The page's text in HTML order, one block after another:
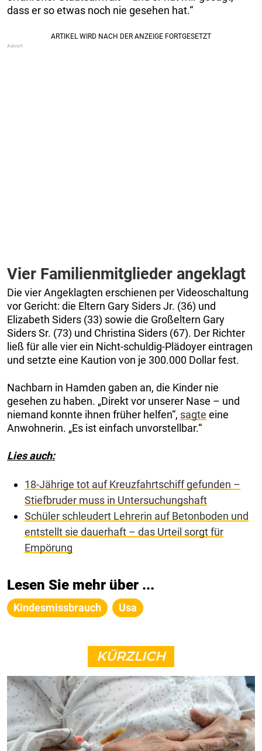
dass er so etwas noch nie gesehen hat.“
Vier Familienmitglieder angeklagt
Die vier Angeklagten erschienen per Videoschaltung
vor Gericht: die Eltern Gary Siders Jr. (36) und
Elizabeth Siders (33) sowie die Großeltern Gary
Siders Sr. (73) und Christina Siders (67). Der Richter
ließ für alle vier ein Nicht-schuldig-Plädoyer eintragen
und setzte eine Kaution von je 300.000 Dollar fest.
Nachbarn in Hamden gaben an, die Kinder nie
gesehen zu haben. „Direkt vor unserer Nase – und
niemand konnte ihnen früher helfen“, sagte eine
Anwohnerin. „Es ist einfach unvorstellbar.“
Lies auch:
18-Jährige tot auf Kreuzfahrtschiff gefunden –
Stiefbruder muss in Untersuchungshaft
Schüler schleudert Lehrerin auf Betonboden und
entstellt sie dauerhaft – das Urteil sorgt für
Empörung
Lesen Sie mehr über ...
Kindesmissbrauch Usa
KÜRZLICH